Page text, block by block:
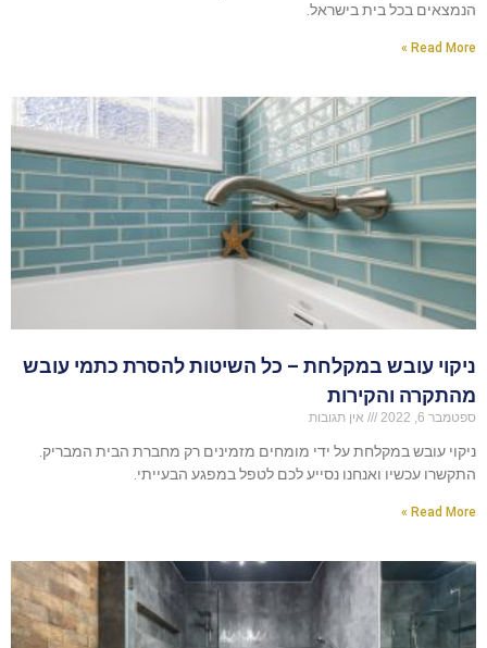
הנמצאים בכל בית בישראל.
Read More »
ניקוי עובש במקלחת – כל השיטות להסרת כתמי עובש
מהתקרה והקירות
ספטמבר 6, 2022 אין תגובות
ניקוי עובש במקלחת על ידי מומחים מזמינים רק מחברת הבית המבריק.
התקשרו עכשיו ואנחנו נסייע לכם לטפל במפגע הבעייתי.
Read More »